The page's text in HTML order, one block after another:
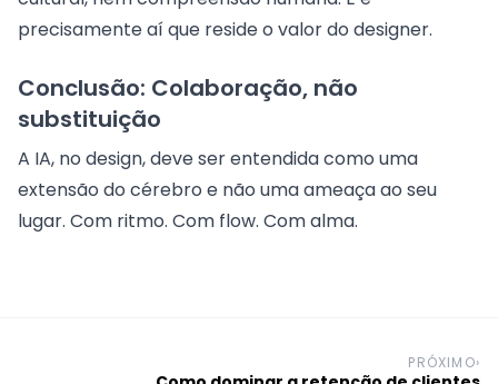
precisamente aí que reside o valor do designer.
Conclusão: Colaboração, não
substituição
A IA, no design, deve ser entendida como uma
extensão do cérebro e não uma ameaça ao seu
lugar. Com ritmo. Com flow. Com alma.
PRÓXIMO›